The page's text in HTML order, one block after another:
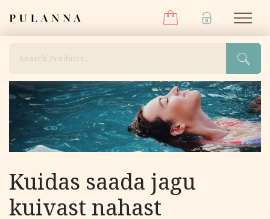
sisu
Menüü
Kuidas saada jagu
kuivast nahast